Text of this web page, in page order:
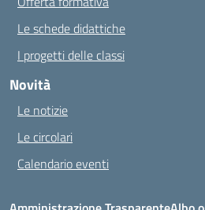
Le schede didattiche
I progetti delle classi
Novità
Le notizie
Le circolari
Calendario eventi